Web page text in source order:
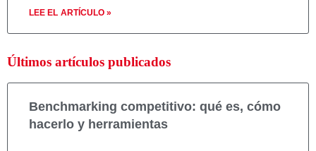
LEE EL ARTÍCULO »
Últimos artículos publicados
Benchmarking competitivo: qué es, cómo
hacerlo y herramientas